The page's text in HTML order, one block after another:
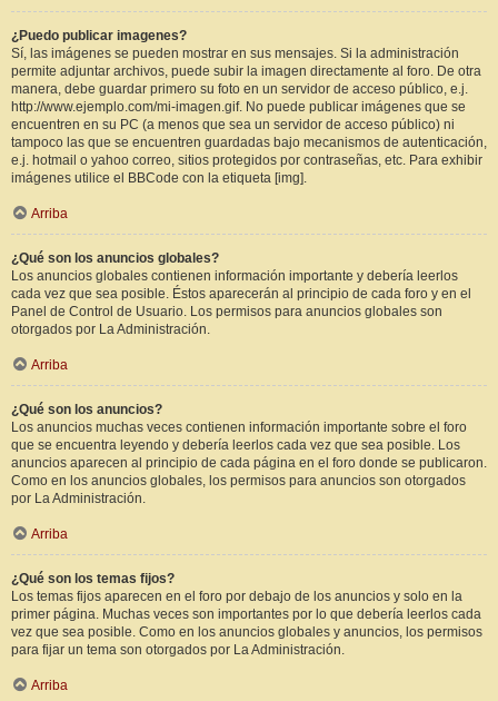
¿Puedo publicar imagenes?
Sí, las imágenes se pueden mostrar en sus mensajes. Si la administración
permite adjuntar archivos, puede subir la imagen directamente al foro. De otra
manera, debe guardar primero su foto en un servidor de acceso público, e.j.
http://www.ejemplo.com/mi-imagen.gif. No puede publicar imágenes que se
encuentren en su PC (a menos que sea un servidor de acceso público) ni
tampoco las que se encuentren guardadas bajo mecanismos de autenticación,
e.j. hotmail o yahoo correo, sitios protegidos por contraseñas, etc. Para exhibir
imágenes utilice el BBCode con la etiqueta [img].
Arriba
¿Qué son los anuncios globales?
Los anuncios globales contienen información importante y debería leerlos
cada vez que sea posible. Éstos aparecerán al principio de cada foro y en el
Panel de Control de Usuario. Los permisos para anuncios globales son
otorgados por La Administración.
Arriba
¿Qué son los anuncios?
Los anuncios muchas veces contienen información importante sobre el foro
que se encuentra leyendo y debería leerlos cada vez que sea posible. Los
anuncios aparecen al principio de cada página en el foro donde se publicaron.
Como en los anuncios globales, los permisos para anuncios son otorgados
por La Administración.
Arriba
¿Qué son los temas fijos?
Los temas fijos aparecen en el foro por debajo de los anuncios y solo en la
primer página. Muchas veces son importantes por lo que debería leerlos cada
vez que sea posible. Como en los anuncios globales y anuncios, los permisos
para fijar un tema son otorgados por La Administración.
Arriba